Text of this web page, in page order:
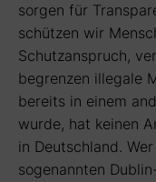
sorgen für
schützen wir
Schutzanspruch,
begrenzen illegale
bereits in einem
wurde, hat keinen
in Deutschland.
sogenannten